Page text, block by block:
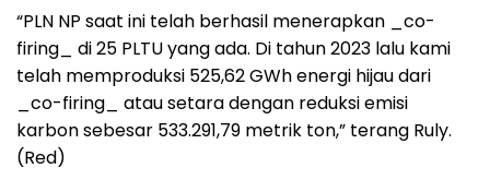
“PLN NP saat ini telah berhasil menerapkan _co-
firing_ di 25 PLTU yang ada. Di tahun 2023 lalu kami
telah memproduksi 525,62 GWh energi hijau dari
_co-firing_ atau setara dengan reduksi emisi
karbon sebesar 533.291,79 metrik ton,” terang Ruly.
(Red)